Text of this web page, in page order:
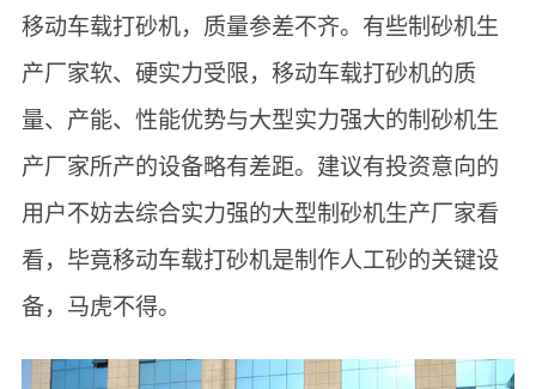
移动车载打砂机，质量参差不齐。有些制砂机生
产厂家软、硬实力受限，移动车载打砂机的质
量、产能、性能优势与大型实力强大的制砂机生
产厂家所产的设备略有差距。建议有投资意向的
用户不妨去综合实力强的大型制砂机生产厂家看
看，毕竟移动车载打砂机是制作人工砂的关键设
备，马虎不得。